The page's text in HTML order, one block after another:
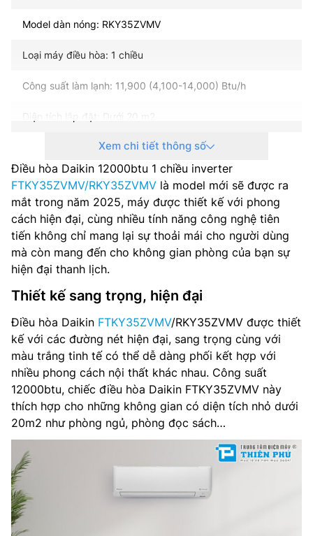
Model dàn nóng: RKY35ZVMV
Loại máy điều hòa: 1 chiều
Công suất làm lạnh: 11,900 (4,100-14,000) Btu/h
Diện tích lắp đặt: Dưới 20 m2
Nguồn điện: 1 pha, 220-240 V, 50-60 Hz
Điện năng tiêu thụ (làm lạnh): 1,000 (160-1,440) W
Công nghệ inverter: Có
Môi chất lạnh: R32
Kích thước dàn lạnh (CxRxS): 300 x 838 x 240 mm
Trọng lượng dàn lạnh: 11 kg
Kích thước dàn nóng (CxRxS): 550 x 675 x 284 mm
Trọng lượng dàn nóng: 25 kg
Kích thước đường ống (lỏng/gas): – mm
Nơi sản xuất: Việt Nam
Hãng sản xuất: Daikin
Xem chi tiết thông số
Điều hòa Daikin 12000btu 1 chiều inverter
FTKY35ZVMV/RKY35ZVMV là model mới sẽ được ra
mắt trong năm 2025, máy được thiết kế với phong
cách hiện đại, cùng nhiều tính năng công nghệ tiên
tiến không chỉ mang lại sự thoải mái cho người dùng
mà còn mang đến cho không gian phòng của bạn sự
hiện đại thanh lịch.
Thiết kế sang trọng, hiện đại
Điều hòa Daikin FTKY35ZVMV/RKY35ZVMV được thiết
kế với các đường nét hiện đại, sang trọng cùng với
màu trắng tinh tế có thể dễ dàng phối kết hợp với
nhiều phong cách nội thất khác nhau. Công suất
12000btu, chiếc điều hòa Daikin FTKY35ZVMV này
thích hợp cho những không gian có diện tích nhỏ dưới
20m2 như phòng ngủ, phòng đọc sách…